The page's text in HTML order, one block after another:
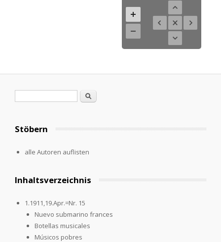
Suche
Stöbern
alle Autoren auflisten
Inhaltsverzeichnis
1.1911,19.Apr.=Nr. 15
Nuevo submarino frances
Botellas musicales
Músicos pobres